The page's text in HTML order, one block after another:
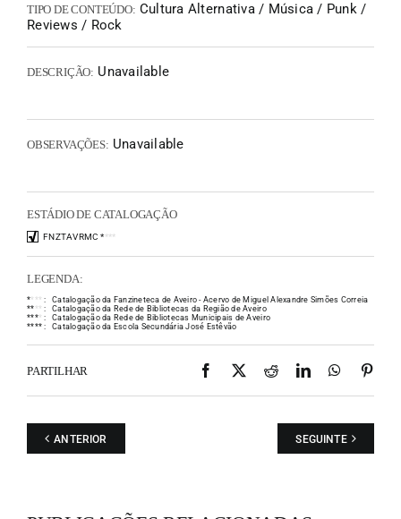
TIPO DE CONTEÚDO: Cultura Alternativa / Música / Punk /
Reviews / Rock
DESCRIÇÃO: Unavailable
OBSERVAÇÕES: Unavailable
ESTÁDIO DE CATALOGAÇÃO
FNZTAVRMC ****
LEGENDA:
** * * :
Catalogação da Fanzineteca de Aveiro - Acervo de Miguel Alexandre Simões Correia
** * * :
Catalogação da Rede de Bibliotecas da Região de Aveiro
**** :
Catalogação da Rede de Bibliotecas Municipais de Aveiro
**** : Catalogação da Escola Secundária José Estêvão
PARTILHAR Facebook
X RedditLinkedIn
ANTERIOR SEGUINTE